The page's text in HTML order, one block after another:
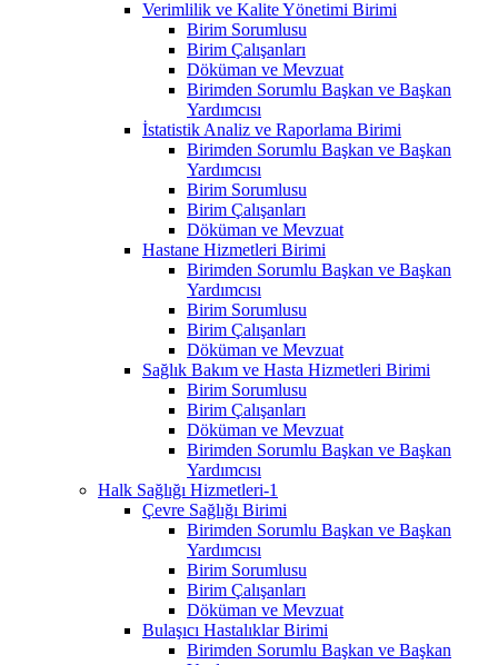
Verimlilik ve Kalite Yönetimi Birimi
Birim Sorumlusu
Birim Çalışanları
Döküman ve Mevzuat
Birimden Sorumlu Başkan ve Başkan
Yardımcısı
İstatistik Analiz ve Raporlama Birimi
Birimden Sorumlu Başkan ve Başkan
Yardımcısı
Birim Sorumlusu
Birim Çalışanları
Döküman ve Mevzuat
Hastane Hizmetleri Birimi
Birimden Sorumlu Başkan ve Başkan
Yardımcısı
Birim Sorumlusu
Birim Çalışanları
Döküman ve Mevzuat
Sağlık Bakım ve Hasta Hizmetleri Birimi
Birim Sorumlusu
Birim Çalışanları
Döküman ve Mevzuat
Birimden Sorumlu Başkan ve Başkan
Yardımcısı
Halk Sağlığı Hizmetleri-1
Çevre Sağlığı Birimi
Birimden Sorumlu Başkan ve Başkan
Yardımcısı
Birim Sorumlusu
Birim Çalışanları
Döküman ve Mevzuat
Bulaşıcı Hastalıklar Birimi
Birimden Sorumlu Başkan ve Başkan